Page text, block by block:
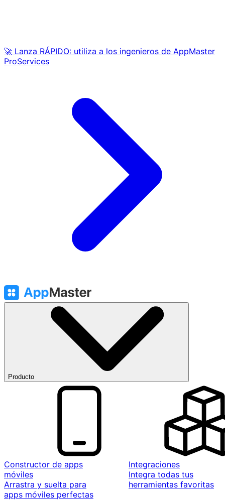
🚀 Lanza RÁPIDO: utiliza a los ingenieros de AppMaster
ProServices
Producto
Constructor de apps
móviles
Arrastra y suelta para
apps móviles perfectas
Integraciones
Integra todas tus
herramientas favoritas